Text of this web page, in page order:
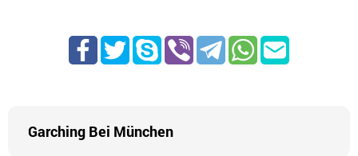
Garching Bei München